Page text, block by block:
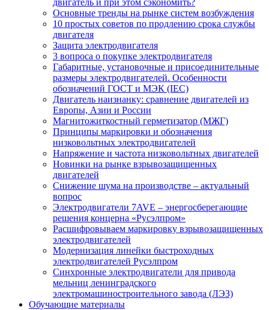
двигатель и при этом сэкономить?
Основные тренды на рынке систем возбуждения
10 простых советов по продлению срока службы
двигателя
Защита электродвигателя
3 вопроса о покупке электродвигателя
Габаритные, установочные и присоединительные
размеры электродвигателей. Особенности
обозначений ГОСТ и МЭК (IEC)
Двигатель наизнанку: сравнение двигателей из
Европы, Азии и России
Магнитожиткостный герметизатор (МЖГ)
Принципы маркировки и обозначения
низковольтных электродвигателей
Напряжение и частота низковольтных двигателей
Новинки на рынке взрывозащищенных
двигателей
Снижение шума на производстве – актуальный
вопрос
Электродвигатели 7AVE – энергосберегающие
решения концерна «Русэлпром»
Расшифровываем маркировку взрывозащищенных
электродвигателей
Модернизация линейки быстроходных
электродвигателей Русэлпром
Синхронные электродвигатели для привода
мельниц ленинградского
электромашиностроительного завода (ЛЭЗ)
Обучающие материалы